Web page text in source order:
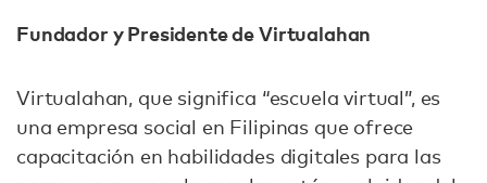
Fundador y Presidente de Virtualahan
Virtualahan, que significa “escuela virtual”, es
una empresa social en Filipinas que ofrece
capacitación en habilidades digitales para las